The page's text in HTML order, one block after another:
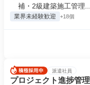
補・2級建築施工管理...
業界未経験歓迎 +18個
派遣社員
プロジェクト進捗管理